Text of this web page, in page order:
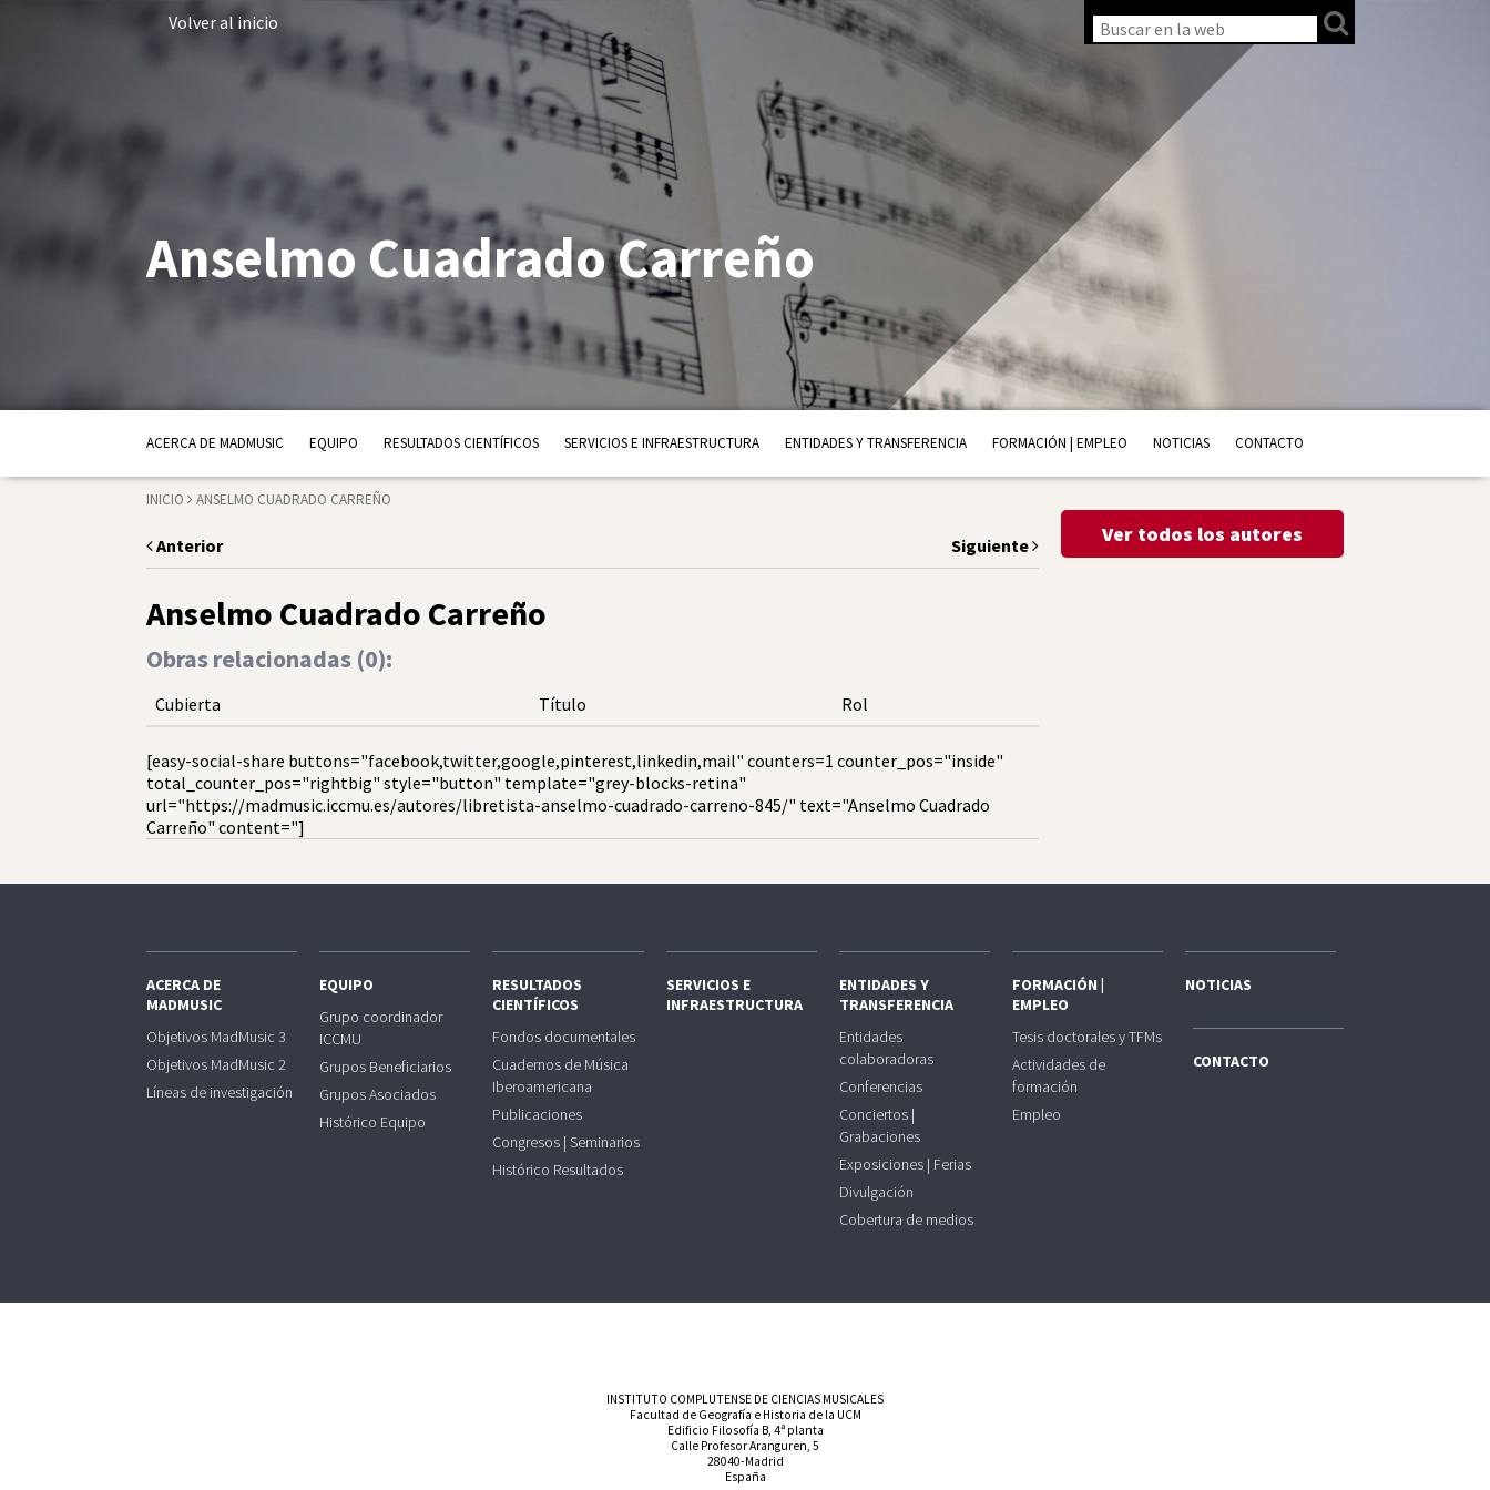
Volver al inicio
Anselmo Cuadrado Carreño
ACERCA DE MADMUSIC EQUIPO RESULTADOS CIENTÍFICOS SERVICIOS E INFRAESTRUCTURA ENTIDADES Y TRANSFERENCIA FORMACIÓN | EMPLEO NOTICIAS CONTACTO
INICIO ANSELMO CUADRADO CARREÑO
Anterior Siguiente
Anselmo Cuadrado Carreño
Obras relacionadas (0):
Cubierta Título Rol
[easy-social-share buttons="facebook,twitter,google,pinterest,linkedin,mail" counters=1 counter_pos="inside"
total_counter_pos="rightbig" style="button" template="grey-blocks-retina"
url="https://madmusic.iccmu.es/autores/libretista-anselmo-cuadrado-carreno-845/" text="Anselmo Cuadrado
Carreño" content="]
Ver todos los autores
ACERCA DE
MADMUSIC
Objetivos MadMusic 3
Objetivos MadMusic 2
Líneas de investigación
EQUIPO
Grupo coordinador
ICCMU
Grupos Beneficiarios
Grupos Asociados
Histórico Equipo
RESULTADOS
CIENTÍFICOS
Fondos documentales
Cuadernos de Música
Iberoamericana
Publicaciones
Congresos | Seminarios
Histórico Resultados
SERVICIOS E
INFRAESTRUCTURA
ENTIDADES Y
TRANSFERENCIA
Entidades
colaboradoras
Conferencias
Conciertos |
Grabaciones
Exposiciones | Ferias
Divulgación
Cobertura de medios
FORMACIÓN |
EMPLEO
Tesis doctorales y TFMs
Actividades de
formación
Empleo
NOTICIAS
CONTACTO
INSTITUTO COMPLUTENSE DE CIENCIAS MUSICALES
Facultad de Geografía e Historia de la UCM
Edificio Filosofía B, 4ª planta
Calle Profesor Aranguren, 5
28040-Madrid
España